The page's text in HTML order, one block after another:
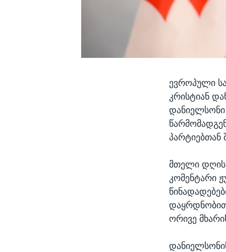
ევროპული
კრისტიან
დანიელსონი
პარტიებთან
მთელი დღის
კომენტარი
ორივე